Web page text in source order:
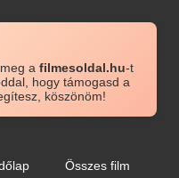
a filmesoldal.hu-t
hogy támogasd a
köszönöm!
Összes film